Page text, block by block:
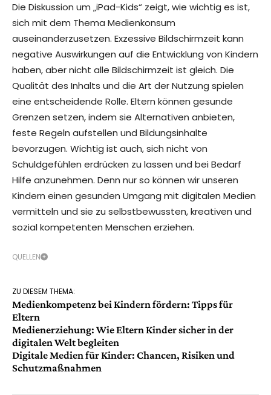
Die Diskussion um „iPad-Kids“ zeigt, wie wichtig es ist,
sich mit dem Thema Medienkonsum
auseinanderzusetzen. Exzessive Bildschirmzeit kann
negative Auswirkungen auf die Entwicklung von Kindern
haben, aber nicht alle Bildschirmzeit ist gleich. Die
Qualität des Inhalts und die Art der Nutzung spielen
eine entscheidende Rolle. Eltern können gesunde
Grenzen setzen, indem sie Alternativen anbieten,
feste Regeln aufstellen und Bildungsinhalte
bevorzugen. Wichtig ist auch, sich nicht von
Schuldgefühlen erdrücken zu lassen und bei Bedarf
Hilfe anzunehmen. Denn nur so können wir unseren
Kindern einen gesunden Umgang mit digitalen Medien
vermitteln und sie zu selbstbewussten, kreativen und
sozial kompetenten Menschen erziehen.
QUELLEN
ZU DIESEM THEMA:
Medienkompetenz bei Kindern fördern: Tipps für
Eltern
Medienerziehung: Wie Eltern Kinder sicher in der
digitalen Welt begleiten
Digitale Medien für Kinder: Chancen, Risiken und
Schutzmaßnahmen